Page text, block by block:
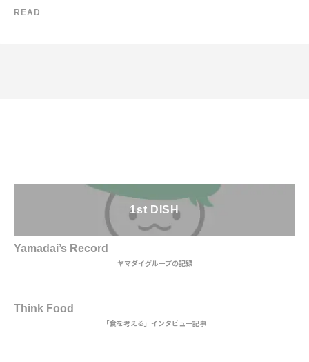
七夕にはどこか初夏らしい静かな風情があるように感じます。 皆さんは、子ど
READ
1st DISH
Yamadai’s Record
ヤマダイグループの記録
Think Food
「食を考える」インタビュー記事